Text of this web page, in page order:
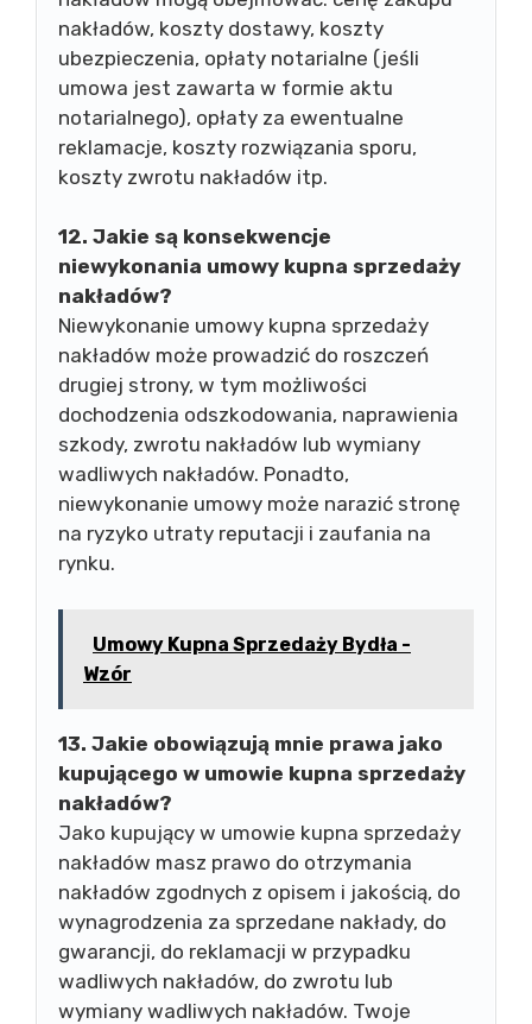
nakładów, koszty dostawy, koszty
ubezpieczenia, opłaty notarialne (jeśli
umowa jest zawarta w formie aktu
notarialnego), opłaty za ewentualne
reklamacje, koszty rozwiązania sporu,
koszty zwrotu nakładów itp.
12. Jakie są konsekwencje
niewykonania umowy kupna sprzedaży
nakładów?
Niewykonanie umowy kupna sprzedaży
nakładów może prowadzić do roszczeń
drugiej strony, w tym możliwości
dochodzenia odszkodowania, naprawienia
szkody, zwrotu nakładów lub wymiany
wadliwych nakładów. Ponadto,
niewykonanie umowy może narazić stronę
na ryzyko utraty reputacji i zaufania na
rynku.
Umowy Kupna Sprzedaży Bydła -
Wzór
13. Jakie obowiązują mnie prawa jako
kupującego w umowie kupna sprzedaży
nakładów?
Jako kupujący w umowie kupna sprzedaży
nakładów masz prawo do otrzymania
nakładów zgodnych z opisem i jakością, do
wynagrodzenia za sprzedane nakłady, do
gwarancji, do reklamacji w przypadku
wadliwych nakładów, do zwrotu lub
wymiany wadliwych nakładów. Twoje